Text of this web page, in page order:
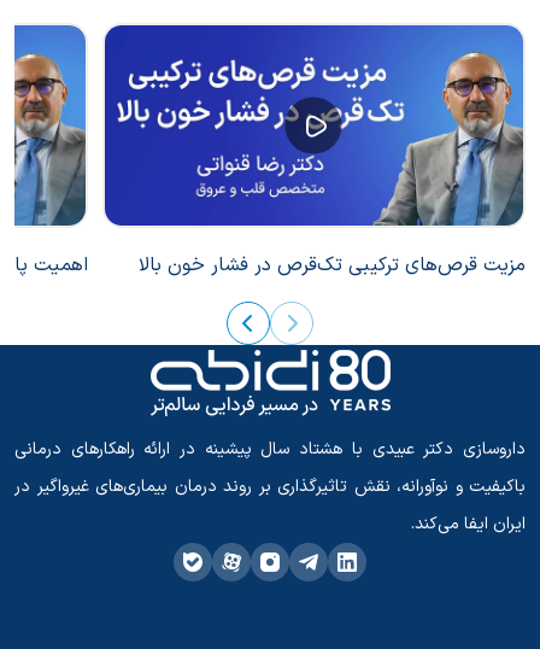
مزیت قرص‌های ترکیبی تک‌قرص در فشار خون بالا اهمیت
داروسازی دکتر عبیدی با هشتاد سال پیشینه در ارائه راهکارهای درمانی
باکیفیت و نوآورانه، نقش تاثیرگذاری بر روند درمان بیماری‌های غیرواگیر در
ایران ایفا می‌کند.